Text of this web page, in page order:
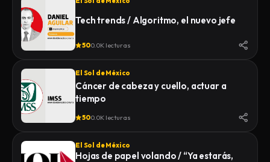
Tech trends / Algoritmo, el nuevo jefe
500.0K lecturas
El Sol de México
Cáncer de cabeza y cuello, actuar a
tiempo
500.0K lecturas
El Sol de México
Hojas de papel volando / “Ya estarás,